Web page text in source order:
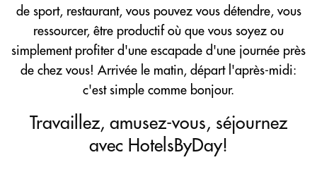
de sport, restaurant, vous pouvez vous détendre, vous
ressourcer, être productif où que vous soyez ou
simplement profiter d'une escapade d'une journée près
de chez vous! Arrivée le matin, départ l'après-midi:
c'est simple comme bonjour.
Travaillez, amusez-vous, séjournez
avec HotelsByDay!